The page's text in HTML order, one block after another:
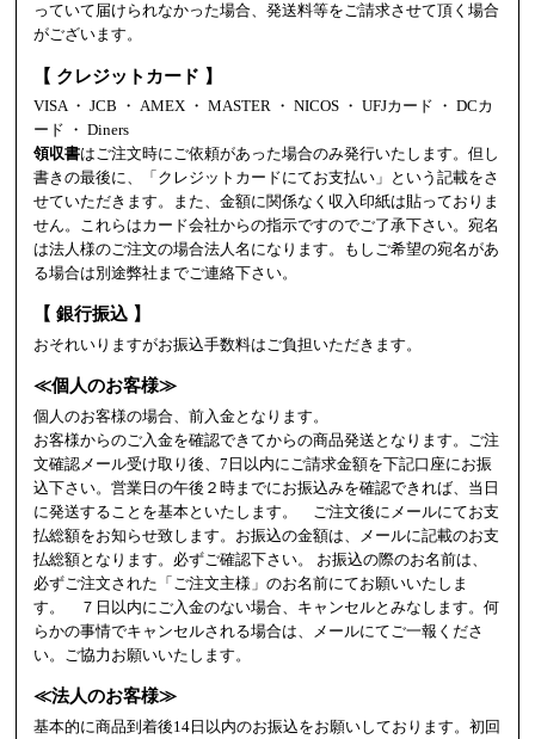
っていて届けられなかった場合、発送料等をご請求させて頂く場合
がございます。
【 クレジットカード 】
VISA ・ JCB ・ AMEX ・ MASTER ・ NICOS ・ UFJカード ・ DCカ
ード ・ Diners
領収書はご注文時にご依頼があった場合のみ発行いたします。但し
書きの最後に、「クレジットカードにてお支払い」という記載をさ
せていただきます。また、金額に関係なく収入印紙は貼っておりま
せん。これらはカード会社からの指示ですのでご了承下さい。宛名
は法人様のご注文の場合法人名になります。もしご希望の宛名があ
る場合は別途弊社までご連絡下さい。
【 銀行振込 】
おそれいりますがお振込手数料はご負担いただきます。
≪個人のお客様≫
個人のお客様の場合、前入金となります。
お客様からのご入金を確認できてからの商品発送となります。ご注
文確認メール受け取り後、7日以内にご請求金額を下記口座にお振
込下さい。営業日の午後２時までにお振込みを確認できれば、当日
に発送することを基本といたします。 ご注文後にメールにてお支
払総額をお知らせ致します。お振込の金額は、メールに記載のお支
払総額となります。必ずご確認下さい。 お振込の際のお名前は、
必ずご注文された「ご注文主様」のお名前にてお願いいたしま
す。 ７日以内にご入金のない場合、キャンセルとみなします。何
らかの事情でキャンセルされる場合は、メールにてご一報くださ
い。ご協力お願いいたします。
≪法人のお客様≫
基本的に商品到着後14日以内のお振込をお願いしております。初回